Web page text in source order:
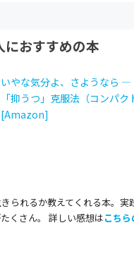
におすすめの本
いやな気分よ、さようなら ―
「抑うつ」克服法（コンパク
[Amazon]
られるか教えてくれる本。実
くさん。 詳しい感想はこち